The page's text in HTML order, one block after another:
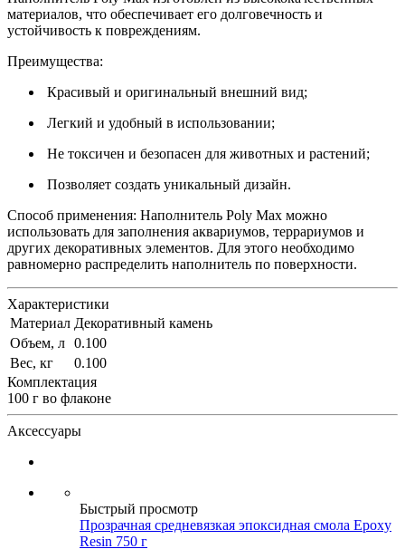
материалов, что обеспечивает его долговечность и
устойчивость к повреждениям.
Преимущества:
Красивый и оригинальный внешний вид;
Легкий и удобный в использовании;
Не токсичен и безопасен для животных и растений;
Позволяет создать уникальный дизайн.
Способ применения: Наполнитель Poly Max можно
использовать для заполнения аквариумов, террариумов и
других декоративных элементов. Для этого необходимо
равномерно распределить наполнитель по поверхности.
Характеристики
Материал Декоративный камень
Объем, л 0.100
Вес, кг
0.100
Комплектация
100 г во флаконе
Аксессуары
Быстрый просмотр
Прозрачная средневязкая эпоксидная смола Epoxy
Resin 750 г